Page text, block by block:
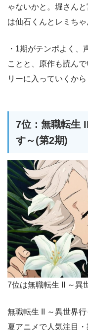
ゃないかと。堀さん
は仙石くんとレミち
・1期がテンポよく、
ことと、原作も読ん
リーに入っていくから
7位：無職転生
す～(第2期)
7位は無職転生 II ～異
無職転生 II ～異世界
夏アニメで人気注目・